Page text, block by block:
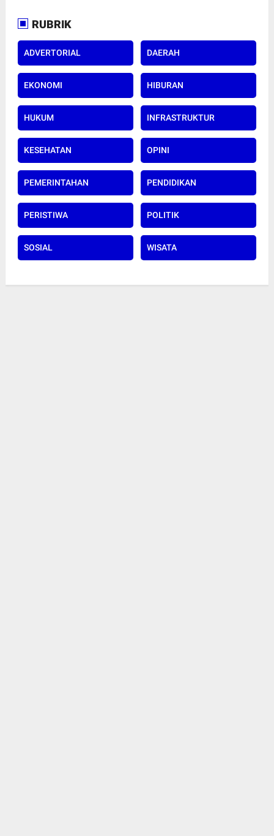
RUBRIK
ADVERTORIAL DAERAH
EKONOMI HIBURAN
HUKUM INFRASTRUKTUR
KESEHATAN OPINI
PEMERINTAHAN PENDIDIKAN
PERISTIWA POLITIK
SOSIAL WISATA